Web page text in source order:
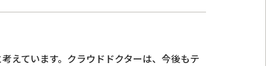
えています。クラウドドクターは、今後もテ